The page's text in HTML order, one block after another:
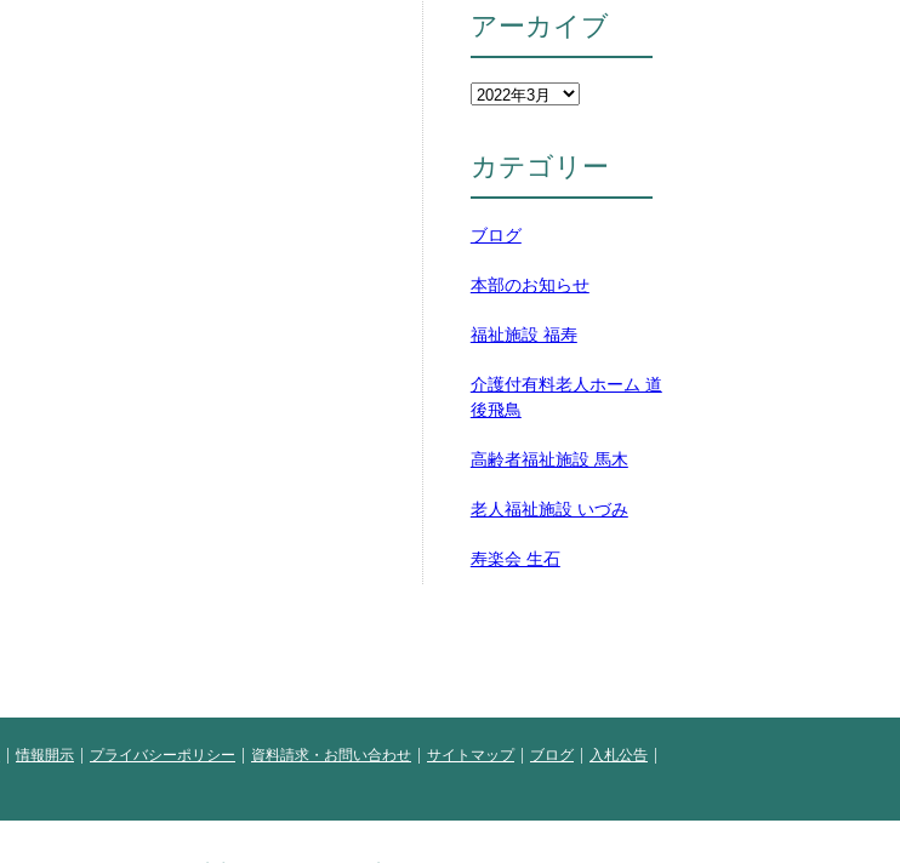
アーカイブ
カテゴリー
ブログ
本部のお知らせ
福祉施設 福寿
介護付有料老人ホーム 道
後飛鳥
高齢者福祉施設 馬木
老人福祉施設 いづみ
寿楽会 生石
情報開示 プライバシーポリシー 資料請求・お問い合わせ サイトマップ ブログ
入札公告